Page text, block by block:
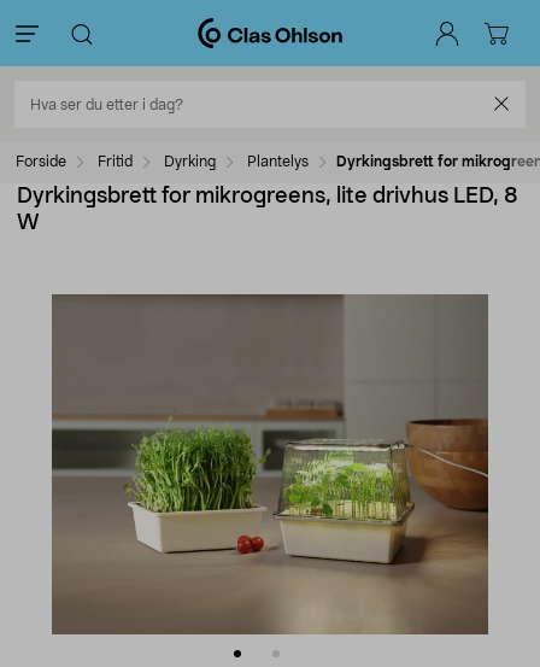
Forside Fritid Dyrking Plantelys Dyrkingsbrett for
Dyrkingsbrett for mikrogreens, lite drivhus LED, 8
W